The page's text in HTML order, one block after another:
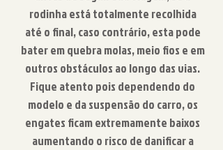
rodinha está totalmente recolhida
até o final, caso contrário, esta pode
bater em quebra molas, meio fios e em
outros obstáculos ao longo das vias.
Fique atento pois dependendo do
modelo e da suspensão do carro, os
engates ficam extremamente baixos
aumentando o risco de danificar a